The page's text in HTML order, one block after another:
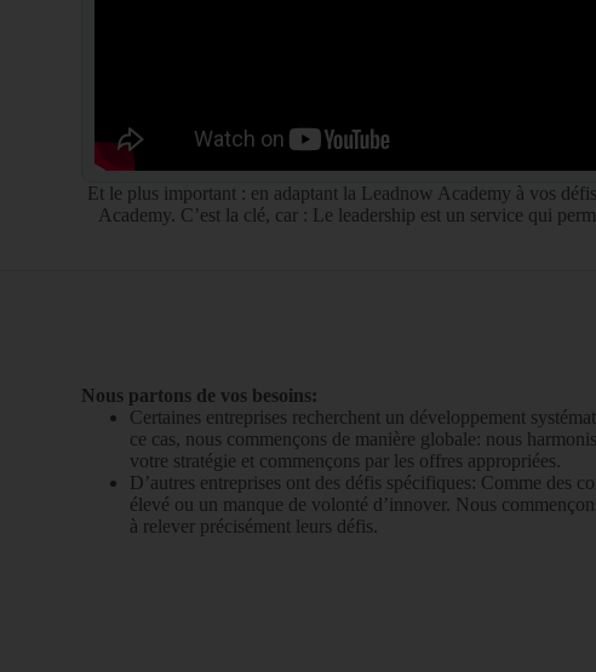
Et le plus important : en adaptant la Leadnow Academy à vos
Academy. C’est la clé, car : Le leadership est un service qui
Nous partons de vos besoins:
Certaines entreprises recherchent un développement
ce cas, nous commençons de manière globale: nous
votre stratégie et commençons par les offres appropriées.
D’autres entreprises ont des défis spécifiques: Comme des
élevé ou un manque de volonté d’innover. Nous
à relever précisément leurs défis.